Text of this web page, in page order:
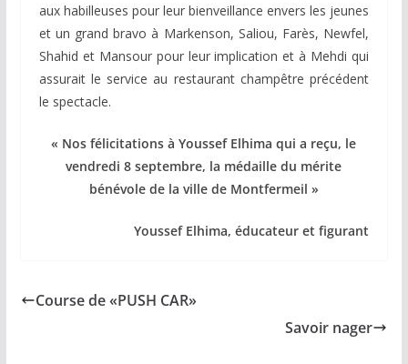
aux habilleuses pour leur bienveillance envers les jeunes
et un grand bravo à Markenson, Saliou, Farès, Newfel,
Shahid et Mansour pour leur implication et à Mehdi qui
assurait le service au restaurant champêtre précédent
le spectacle.
« Nos félicitations à Youssef Elhima qui a reçu, le
vendredi 8 septembre, la médaille du mérite
bénévole de la ville de Montfermeil »
Youssef Elhima, éducateur et figurant
Course de «PUSH CAR»
Savoir nager